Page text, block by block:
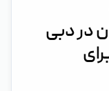
در دبی